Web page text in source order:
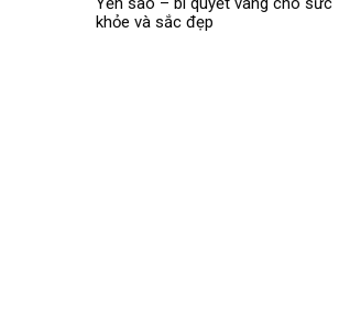
khỏe và sắc đẹp